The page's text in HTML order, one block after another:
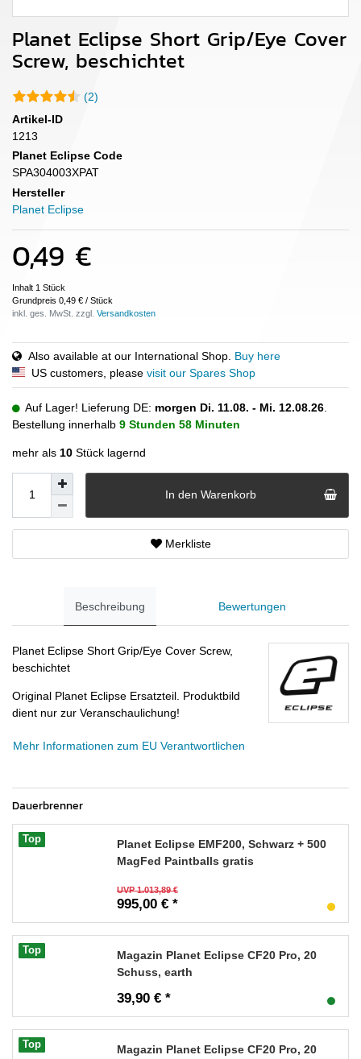
Planet Eclipse Short Grip/Eye Cover
Screw, beschichtet
(2)
Artikel-ID
1213
Planet Eclipse Code
SPA304003XPAT
Hersteller
Planet Eclipse
0,49 €
Inhalt 1 Stück
Grundpreis 0,49 € / Stück
inkl. ges. MwSt. zzgl.
Also available at our International Shop. Buy here
US customers, please visit our Spares Shop
Auf Lager! Lieferung DE: morgen Di. 11.08. - Mi. 12.08.26
Bestellung innerhalb 9 Stunden 58 Minuten
mehr als 10 Stück lagernd
In den Warenkorb
Merkliste
Beschreibung Bewertungen
Planet Eclipse Short Grip/Eye Cover Screw,
beschichtet
Original Planet Eclipse Ersatzteil. Produktbild
dient nur zur Veranschaulichung!
Mehr Informationen zum EU Verantwortlichen
Dauerbrenner
Top
Planet Eclipse EMF200, Schwarz + 500
MagFed Paintballs gratis
UVP 1.013,89 €
995,00 € *
Top
Magazin Planet Eclipse CF20 Pro, 20
Schuss, earth
39,90 € *
Top
Magazin Planet Eclipse CF20 Pro, 20